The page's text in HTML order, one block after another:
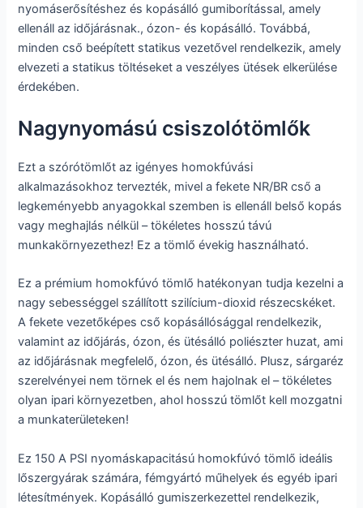
nyomáserősítéshez és kopásálló gumiborítással, amely
ellenáll az időjárásnak., ózon- és kopásálló. Továbbá,
minden cső beépített statikus vezetővel rendelkezik, amely
elvezeti a statikus töltéseket a veszélyes ütések elkerülése
érdekében.
Nagynyomású csiszolótömlők
Ezt a szórótömlőt az igényes homokfúvási
alkalmazásokhoz tervezték, mivel a fekete NR/BR cső a
legkeményebb anyagokkal szemben is ellenáll belső kopás
vagy meghajlás nélkül – tökéletes hosszú távú
munkakörnyezethez! Ez a tömlő évekig használható.
Ez a prémium homokfúvó tömlő hatékonyan tudja kezelni a
nagy sebességgel szállított szilícium-dioxid részecskéket.
A fekete vezetőképes cső kopásállósággal rendelkezik,
valamint az időjárás, ózon, és ütésálló poliészter huzat, ami
az időjárásnak megfelelő, ózon, és ütésálló. Plusz, sárgaréz
szerelvényei nem törnek el és nem hajolnak el – tökéletes
olyan ipari környezetben, ahol hosszú tömlőt kell mozgatni
a munkaterületeken!
Ez 150 A PSI nyomáskapacitású homokfúvó tömlő ideális
lőszergyárak számára, fémgyártó műhelyek és egyéb ipari
létesítmények. Kopásálló gumiszerkezettel rendelkezik,